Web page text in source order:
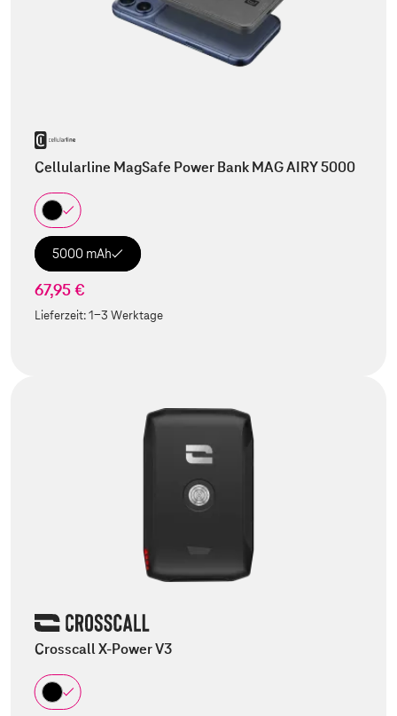
Cellularline MagSafe Power Bank MAG AIRY 5000
5000 mAh
67,95 €
Lieferzeit:1-3 Werktage
Crosscall X-Power V3